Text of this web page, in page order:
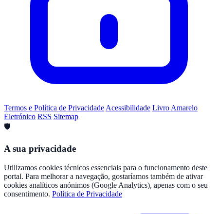
Termos e Política de Privacidade Acessibilidade Livro Amarelo
Eletrónico RSS Sitemap
🛡️
A sua privacidade
Utilizamos cookies técnicos essenciais para o funcionamento deste
portal. Para melhorar a navegação, gostaríamos também de ativar
cookies analíticos anónimos (Google Analytics), apenas com o seu
consentimento. Política de Privacidade